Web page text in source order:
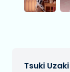
Tsuki